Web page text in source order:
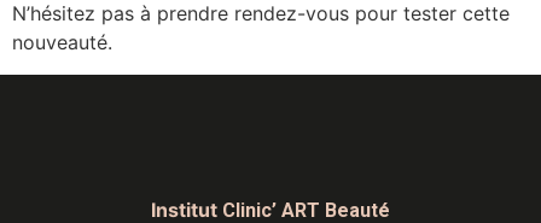
N’hésitez pas à prendre rendez-vous pour tester cette
nouveauté.
Institut Clinic’ ART Beauté